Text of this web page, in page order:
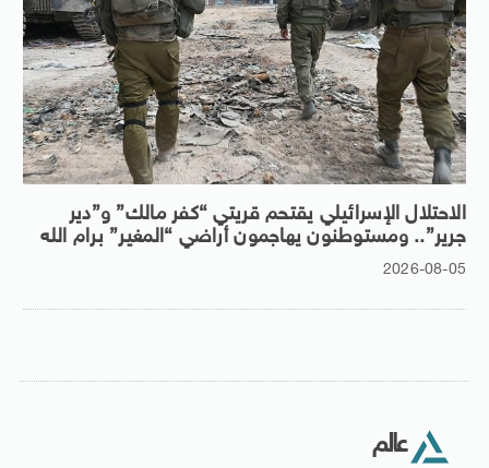
الاحتلال الإسرائيلي يقتحم قريتي “كفر مالك” و”دير
جرير”.. ومستوطنون يهاجمون أراضي “المغير” برام الله
2026-08-05
عالم